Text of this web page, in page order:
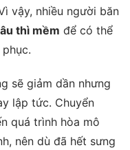
vậy, nhiều người băn
thì mềm để có thể
sẽ giảm dần nhưng
lập tức. Chuyển
quá trình hòa mô
nên dù đã hết sưng